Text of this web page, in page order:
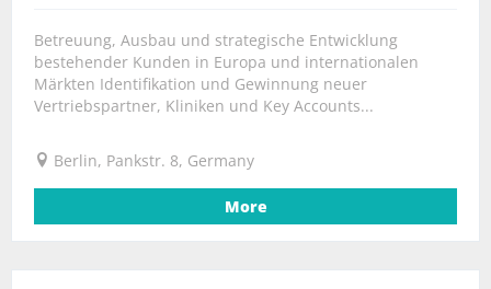
Betreuung, Ausbau und strategische Entwicklung
bestehender Kunden in Europa und internationalen
Märkten Identifikation und Gewinnung neuer
Vertriebspartner, Kliniken und Key Accounts...
Berlin, Pankstr. 8, Germany
More